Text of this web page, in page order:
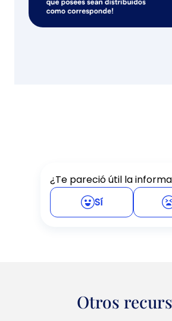
¿Te pareció útil la
Sí
Otros